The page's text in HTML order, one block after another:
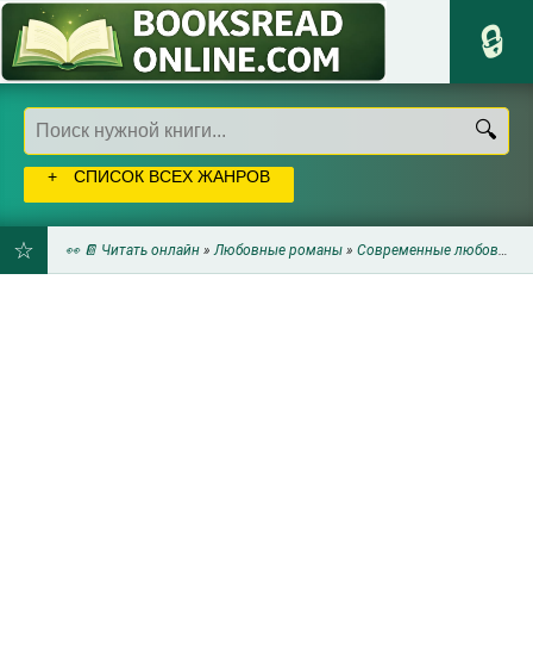
СПИСОК ВСЕХ ЖАНРОВ
👀 📔 Читать онлайн »Любовные романы » Современные любовные романы